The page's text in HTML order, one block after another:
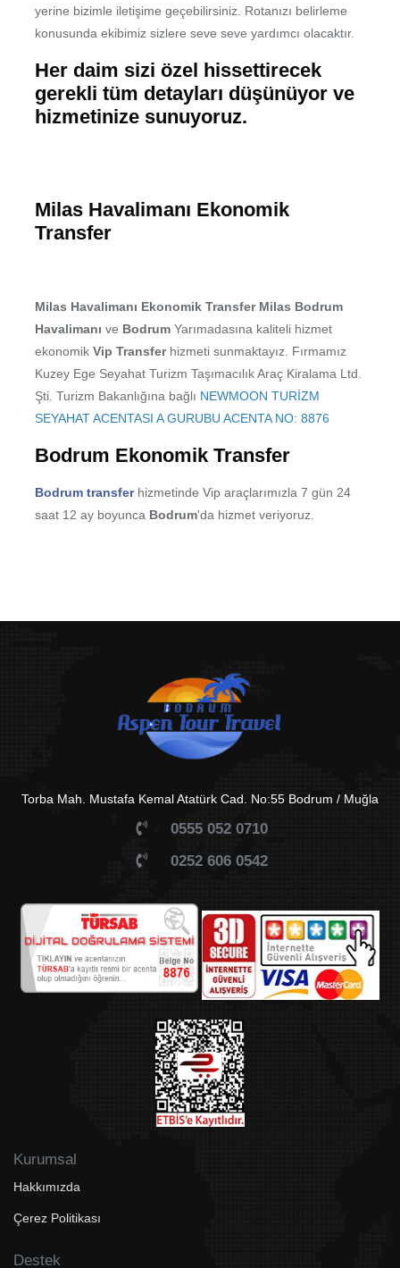
yerine bizimle iletişime geçebilirsiniz. Rotanızı belirleme
konusunda ekibimiz sizlere seve seve yardımcı olacaktır.
Her daim sizi özel hissettirecek
gerekli tüm detayları düşünüyor ve
hizmetinize sunuyoruz.
Milas Havalimanı Ekonomik
Transfer
Milas Havalimanı Ekonomik Transfer Milas Bodrum
Havalimanı ve Bodrum Yarımadasına kaliteli hizmet
ekonomik Vip Transfer hizmeti sunmaktayız. Fırmamız
Kuzey Ege Seyahat Turizm Taşımacılık Araç Kiralama Ltd.
Şti. Turizm Bakanlığına bağlı NEWMOON TURİZM
SEYAHAT ACENTASI A GURUBU ACENTA NO: 8876
Bodrum Ekonomik Transfer
Bodrum transfer hizmetinde Vip araçlarımızla 7 gün 24
saat 12 ay boyunca Bodrum'da hizmet veriyoruz.
Torba Mah. Mustafa Kemal Atatürk Cad. No:55 Bodrum / Muğla
0555 052 0710
0252 606 0542
Kurumsal
Hakkımızda
Çerez Politikası
Destek